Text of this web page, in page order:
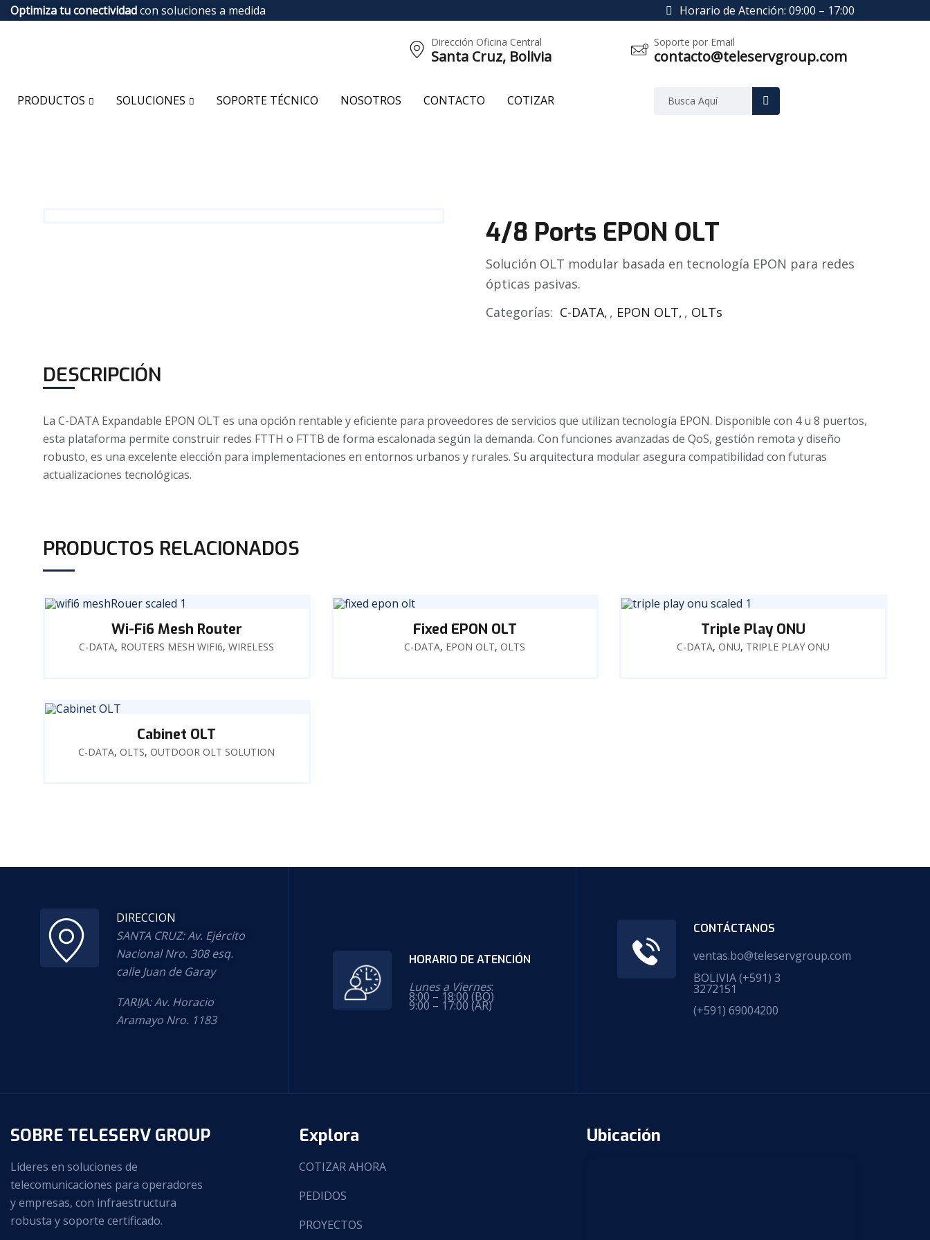
Optimiza tu conectividadcon soluciones a medida Horario de Atención: 09:00 – 17:00
Dirección Oficina Central
Santa Cruz, Bolivia
Soporte por Email
contacto@teleservgroup.com
PRODUCTOS SOLUCIONES SOPORTE TÉCNICO NOSOTROS CONTACTO COTIZAR
4/8 Ports EPON OLT
Solución OLT modular basada en tecnología EPON para redes
ópticas pasivas.
Categorías: C-DATA , EPON OLT , OLTs
DESCRIPCIÓN
La C-DATA Expandable EPON OLT es una opción rentable y eficiente para proveedores de servicios que utilizan tecnología EPON. Disponible con 4 u 8 puertos,
esta plataforma permite construir redes FTTH o FTTB de forma escalonada según la demanda. Con funciones avanzadas de QoS, gestión remota y diseño
robusto, es una excelente elección para implementaciones en entornos urbanos y rurales. Su arquitectura modular asegura compatibilidad con futuras
actualizaciones tecnológicas.
PRODUCTOS RELACIONADOS
Wi-Fi6 Mesh Router
C-DATA, ROUTERS MESH WIFI6,WIRELESS
Fixed EPON OLT
C-DATA, EPON OLT,OLTS
Triple Play ONU
C-DATA,ONU, TRIPLE PLAY ONU
Cabinet OLT
C-DATA,OLTS,OUTDOOR OLT SOLUTION
DIRECCION
SANTA CRUZ: Av. Ejército
Nacional Nro. 308 esq.
calle Juan de Garay
TARIJA: Av. Horacio
Aramayo Nro. 1183
HORARIO DE ATENCIÓN
Lunes a Viernes:
8:00 – 18:00 (BO)
9:00 – 17:00 (AR)
CONTÁCTANOS
ventas.bo@teleservgroup.com
BOLIVIA(+591) 3
3272151
(+591) 69004200
SOBRE TELESERV GROUP
Líderes en soluciones de
telecomunicaciones para operadores
y empresas, con infraestructura
robusta y soporte certificado.
Explora
COTIZAR AHORA
PEDIDOS
PROYECTOS
Ubicación